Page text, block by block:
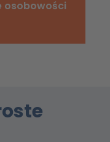
osobowości